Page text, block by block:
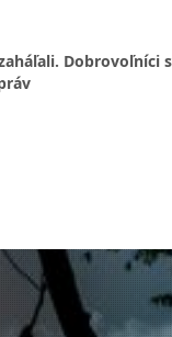
Dobrovoľníci